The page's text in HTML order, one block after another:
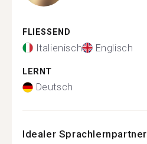
FLIESSEND
Italienisch Englisch
LERNT
Deutsch
Idealer Sprachlernpartner